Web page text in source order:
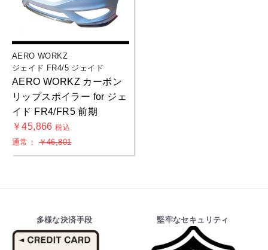
AERO WORKZ
ジェイド FR4/5 ジェイド
AERO WORKZ カーボン
リップスポイラー for ジェ
イド FR4/FR5 前期
￥45,866税込
通常：￥46,801
多様な決済手段 堅牢なセキュリティ